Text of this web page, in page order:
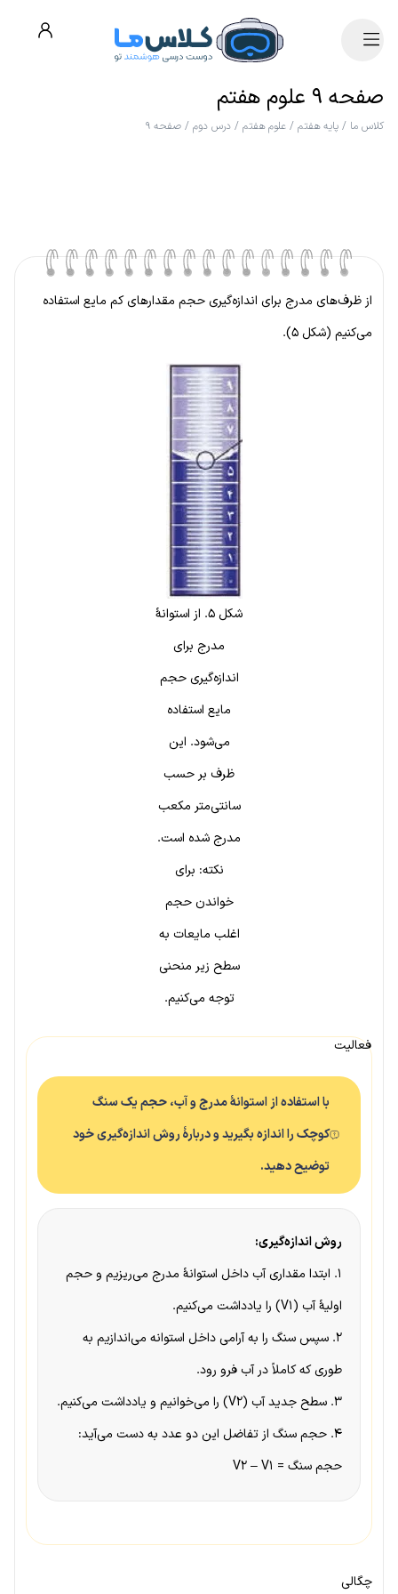
صفحه ۹ علوم هفتم
کلاس ما / پایه هفتم / علوم هفتم / درس دوم / صفحه ۹
از ظرف‌های مدرج برای اندازه‌گیری حجم مقدارهای کم مایع استفاده
می‌کنیم (شکل ۵).
شکل ۵. از استوانهٔ
مدرج برای
اندازه‌گیری حجم
مایع استفاده
می‌شود. این
ظرف بر حسب
سانتی‌متر مکعب
مدرج شده است.
نکته: برای
خواندن حجم
اغلب مایعات به
سطح زیر منحنی
توجه می‌کنیم.
فعالیت
با استفاده از استوانهٔ مدرج و آب، حجم یک سنگ
کوچک را اندازه‌ بگیرید و دربارهٔ روش اندازه‌گیری خود
توضیح دهید.
روش اندازه‌گیری:
۱. ابتدا مقداری آب داخل استوانهٔ مدرج می‌ریزیم و حجم
اولیهٔ آب (V1) را یادداشت می‌کنیم.
۲. سپس سنگ را به آرامی داخل استوانه می‌اندازیم به
طوری که کاملاً در آب فرو رود.
۳. سطح جدید آب (V2) را می‌خوانیم و یادداشت می‌کنیم.
۴. حجم سنگ از تفاضل این دو عدد به دست می‌آید:
حجم سنگ = V2 – V1
چگالی